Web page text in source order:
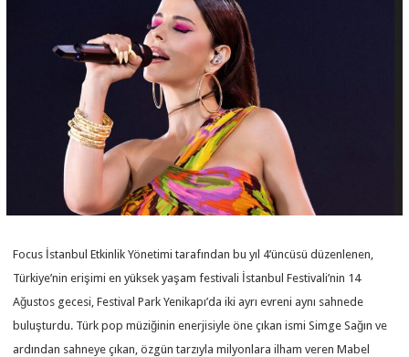
Focus İstanbul Etkinlik Yönetimi tarafından bu yıl 4’üncüsü düzenlenen,
Türkiye’nin erişimi en yüksek yaşam festivali İstanbul Festivali’nin 14
Ağustos gecesi, Festival Park Yenikapı’da iki ayrı evreni aynı sahnede
buluşturdu. Türk pop müziğinin enerjisiyle öne çıkan ismi Simge Sağın ve
ardından sahneye çıkan, özgün tarzıyla milyonlara ilham veren Mabel